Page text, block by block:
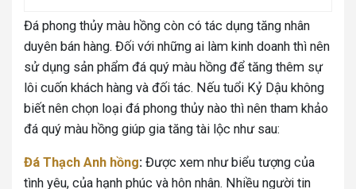
Đá phong thủy màu hồng còn có tác dụng tăng nhân
duyên bán hàng. Đối với những ai làm kinh doanh thì nên
sử dụng sản phẩm đá quý màu hồng để tăng thêm sự
lôi cuốn khách hàng và đối tác. Nếu tuổi Kỷ Dậu không
biết nên chọn loại đá phong thủy nào thì nên tham khảo
đá quý màu hồng giúp gia tăng tài lộc như sau:
Đá Thạch Anh hồng: Được xem như biểu tượng của
tình yêu, của hạnh phúc và hôn nhân. Nhiều người tin